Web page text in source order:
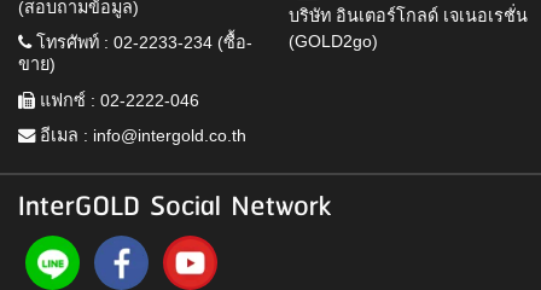
(สอบถามข้อมูล)
โทรศัพท์ : 02-2233-234 (ซื้อ-
ขาย)
แฟกซ์ : 02-2222-046
อีเมล : info@intergold.co.th
บริษัท อินเตอร์โกลด์ เจเนอเรชั่น
(GOLD2go)
InterGOLD Social Network